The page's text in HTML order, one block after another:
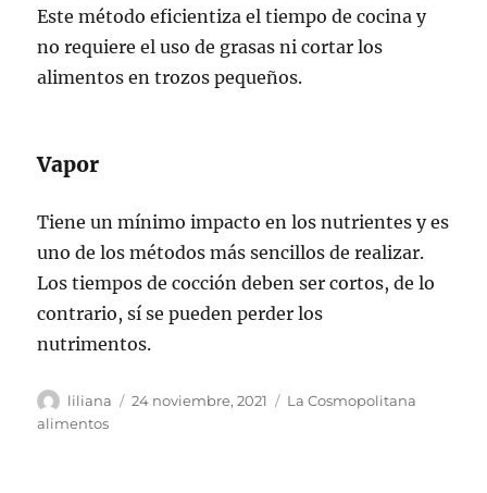
Este método eficientiza el tiempo de cocina y
no requiere el uso de grasas ni cortar los
alimentos en trozos pequeños.
Vapor
Tiene un mínimo impacto en los nutrientes y es
uno de los métodos más sencillos de realizar.
Los tiempos de cocción deben ser cortos, de lo
contrario, sí se pueden perder los
nutrimentos.
Autor
liliana
Publicado
24 noviembre, 2021 Categorías
La Cosmopolitana
alimentos